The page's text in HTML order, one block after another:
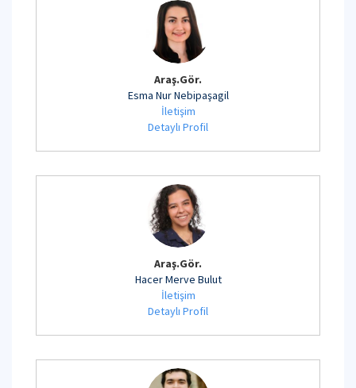
Araş.Gör.
Esma Nur Nebipaşagil
İletişim
Detaylı Profil
Araş.Gör.
Hacer Merve Bulut
İletişim
Detaylı Profil